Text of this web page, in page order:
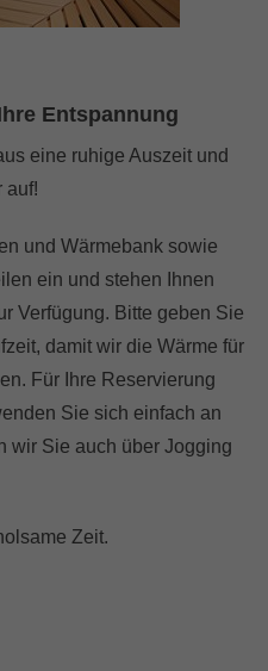
Entspannung
eine ruhige Auszeit und
auf!
und Wärmebank sowie
ein und stehen Ihnen
Verfügung. Bitte geben Sie
damit wir die Wärme für
Für Ihre Reservierung
Sie sich einfach an
wir Sie auch über Jogging
Zeit.